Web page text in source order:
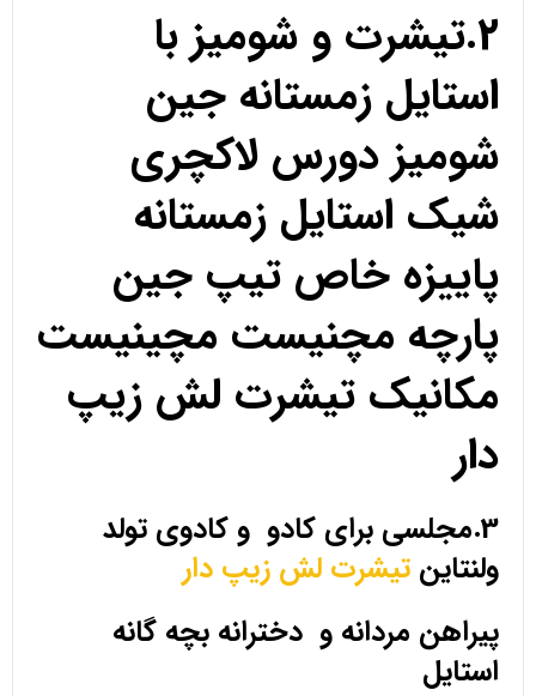
2.تیشرت و شومیز با
استایل زمستانه جین
شومیز دورس لاکچری
شیک استایل زمستانه
پاییزه خاص تیپ جین
پارچه مچنیست مچینیست
مکانیک تیشرت لش زیپ
دار
3.مجلسی برای کادو و کادوی تولد
ولنتاین تیشرت لش زیپ دار
پیراهن مردانه و دخترانه بچه گانه
استایل